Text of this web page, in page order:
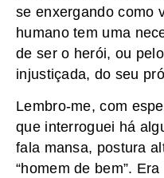
se enxergando como
humano tem uma
de ser o herói, ou
injustiçada, do seu
Lembro-me, com
que interroguei há
fala mansa, postura
“homem de bem”.